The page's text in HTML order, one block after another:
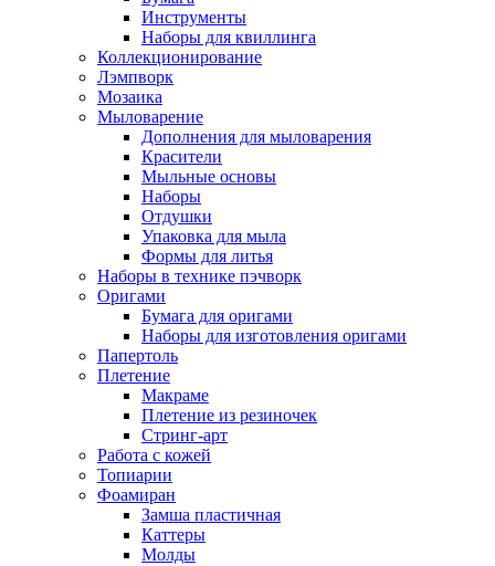
Инструменты
Наборы для квиллинга
Коллекционирование
Лэмпворк
Мозаика
Мыловарение
Дополнения для мыловарения
Красители
Мыльные основы
Наборы
Отдушки
Упаковка для мыла
Формы для литья
Наборы в технике пэчворк
Оригами
Бумага для оригами
Наборы для изготовления оригами
Папертоль
Плетение
Макраме
Плетение из резиночек
Стринг-арт
Работа с кожей
Топиарии
Фоамиран
Замша пластичная
Каттеры
Молды